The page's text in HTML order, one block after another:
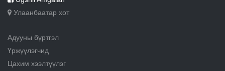
Улаанбаатар хот
Адууны бүртгэл
Үржүүлэгчид
Цахим хээлтүүлэг